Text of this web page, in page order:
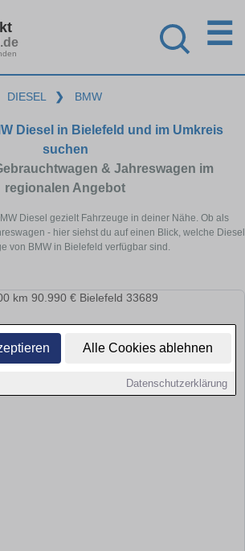
Alle Cookies ablehnen
Datenschutzerklärung
.de ☰
DIESEL ❯ BMW
Diesel in Bielefeld und im Umkreis
suchen
& Jahreswagen im
regionalen Angebot
Diesel gezielt Fahrzeuge in deiner Nähe. Ob als
- hier siehst du auf einen Blick, welche Diesel
von BMW in Bielefeld verfügbar sind.